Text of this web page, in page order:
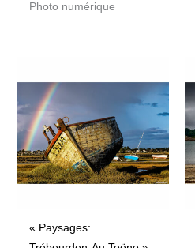
Photo numérique
« Paysages:
500€